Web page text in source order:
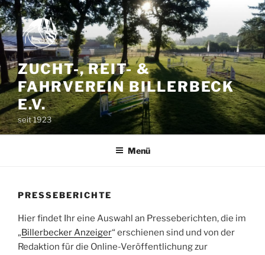
Zum
Inhalt
springen
ZUCHT-, REIT- &
FAHRVEREIN BILLERBECK
E.V.
seit 1923
Menü
PRESSEBERICHTE
Hier findet Ihr eine Auswahl an Presseberichten, die im
„Billerbecker Anzeiger“ erschienen sind und von der
Redaktion für die Online-Veröffentlichung zur